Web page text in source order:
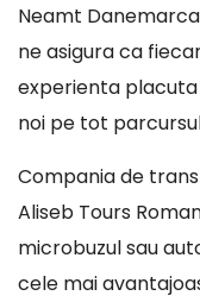
Neamt
ne asigura ca
experienta placuta
noi pe tot
Compania de
Aliseb Tours
microbuzul sau
cele mai